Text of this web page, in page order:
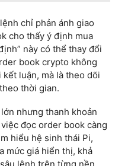
chỉ phản ánh giao
cho thấy ý định mua
này có thể thay đổi
book crypto không
luận, mà là theo dõi
thời gian.
nhưng thanh khoản
đọc order book càng
hiểu hệ sinh thái Pi,
mức giá hiển thị, khả